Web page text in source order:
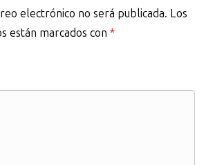
electrónico no será publicada. Los
están marcados con *